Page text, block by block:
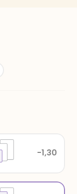
-1,30